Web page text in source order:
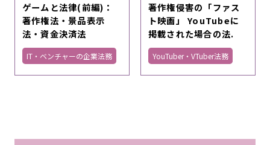
ゲームと法律(前編)：
著作権法・景品表示
法・資金決済法
IT・ベンチャーの企業法務
著作権侵害の「ファス
ト映画」 YouTubeに
掲載された場合の法.
YouTuber・VTuber法務